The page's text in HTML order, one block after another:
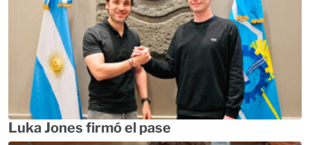
Luka Jones firmó el pase